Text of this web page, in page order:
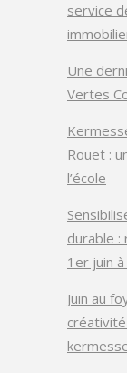
service
Une
Vertes
Rouet :
l’école
durable
1er juin
Juin au